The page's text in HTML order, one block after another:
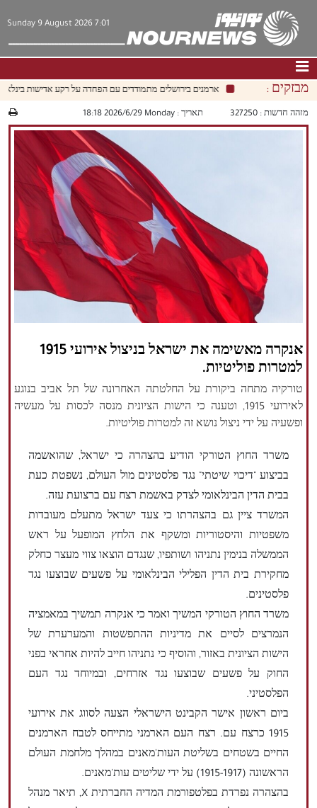
Sunday 9 August 2026 7:01
דף הבית| צור קשר|אודות
فارسي English
| العربيه|
|עברית|
русский| 中文
מבזקים : ארמנים בירושלים מתמודדים עם הפחדה על רקע אדישות
מזהה חדשות : 327250 תאריך :‫‫Monday‬‬ 2026/6/29 18:18
אנקרה מאשימה את ישראל בניצול אירועי 1915
למטרות פוליטיות.
טורקיה מתחה ביקורת על החלטתה האחרונה של תל אביב בנוגע
לאירועי 1915, וטענה כי הישות הציונית מנסה לכסות על מעשיה
ופשעיה על ידי ניצול נושא זה למטרות פוליטיות.
משרד החוץ הטורקי הודיע ​​בהצהרה כי ישראל, שהואשמה
בביצוע "דיכוי שיטתי" נגד פלסטינים מול העולם, נשפטת כעת
בבית הדין הבינלאומי לצדק באשמת רצח עם ברצועת עזה.
המשרד ציין גם בהצהרתו כי צעד ישראל מתעלם מעובדות
משפטיות והיסטוריות ומשקף את הלחץ המופעל על ראש
הממשלה בנימין נתניהו ושותפיו, שנגדם הוצאו צווי מעצר כחלק
מחקירת בית הדין הפלילי הבינלאומי על פשעים שבוצעו נגד
פלסטינים.
משרד החוץ הטורקי המשיך ואמר כי אנקרה תמשיך במאמציה
הנמרצים לסיים את מדיניות ההתפשטות והמערערת של
הישות הציונית באזור, והוסיף כי נתניהו חייב להיות אחראי בפני
החוק על פשעים שבוצעו נגד אזרחים, ובמיוחד נגד העם
הפלסטיני.
ביום ראשון אישר הקבינט הישראלי הצעה לסווג את אירועי
1915 כרצח עם. רצח העם הארמני מתייחס לטבח הארמנים
החיים בשטחים בשליטת העות'מאנים במהלך מלחמת העולם
הראשונה (1915-1917) על ידי שליטים עות'מאנים.
בהצהרה נפרדת בפלטפורמת המדיה החברתית X, תיאר מנהל